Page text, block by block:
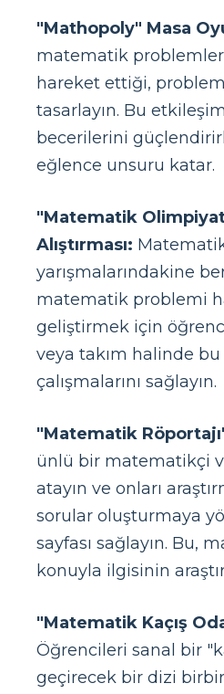
"Mathopoly" Masa
matematik
hareket ettiği,
tasarlayın. Bu
becerilerini
eğlence unsuru katar.
"Matematik
Alıştırması:
yarışmalarındakine
matematik problemi
geliştirmek için
veya takım halinde
çalışmalarını sağlayın.
"Matematik
ünlü bir matematikçi
atayın ve onları
sorular oluşturmaya
sayfası sağlayın. Bu,
konuyla ilgisinin
"Matematik Kaçış
Öğrencileri sanal bir
geçirecek bir dizi